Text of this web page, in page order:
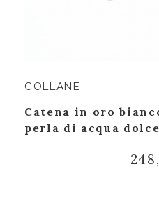
COLLANE
Catena in oro
perla di acqua dolce